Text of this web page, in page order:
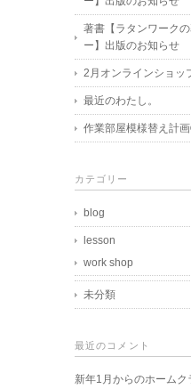
著書【ラタンワーク
ー】出版のお知らせ
2月オンラインショッ
最近のわたし。
作業部屋模様替え計
カテゴリー
blog
lesson
work shop
未分類
最近のコメント
新年1月からのホーム